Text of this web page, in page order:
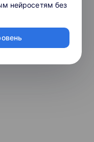
нейросетям без